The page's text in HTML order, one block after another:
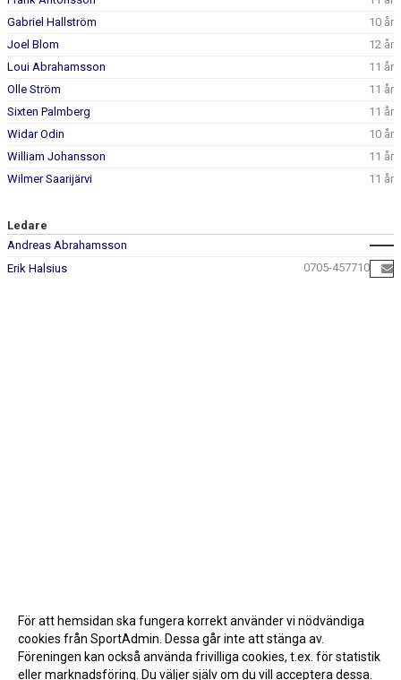
Gabriel Hallström
10 år
Joel Blom
12 år
Loui Abrahamsson
11 år
Olle Ström
11 år
Sixten Palmberg
11 år
Widar Odin
10 år
William Johansson
11 år
Wilmer Saarijärvi
11 år
Ledare
Andreas Abrahamsson
Erik Halsius
0705-457710
För att hemsidan ska fungera korrekt använder vi nödvändiga
cookies från SportAdmin. Dessa går inte att stänga av.
Föreningen kan också använda frivilliga cookies, t.ex. för statistik
eller marknadsföring. Du väljer själv om du vill acceptera dessa.